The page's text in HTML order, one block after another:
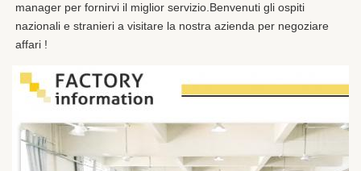
manager per fornirvi il miglior servizio.Benvenuti gli ospiti
nazionali e stranieri a visitare la nostra azienda per negoziare
affari !